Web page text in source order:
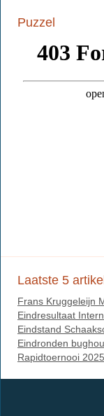
Puzzel
Laatste 5
Frans Kruggeleijn
Eindresultaat
Eindstand
Eindronden
Rapidtoernooi